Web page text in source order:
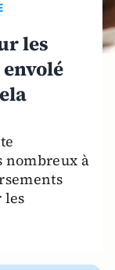
les
envolé
nombreux à
les